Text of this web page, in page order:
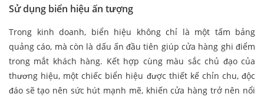
Sử dụng biển hiệu ấn tượng
Trong kinh doanh, biển hiệu không chỉ là một tấm bảng
quảng cáo, mà còn là dấu ấn đầu tiên giúp cửa hàng ghi điểm
trong mắt khách hàng. Kết hợp cùng màu sắc chủ đạo của
thương hiệu, một chiếc biển hiệu được thiết kế chỉn chu, độc
đáo sẽ tạo nên sức hút mạnh mẽ, khiến cửa hàng trở nên nổi